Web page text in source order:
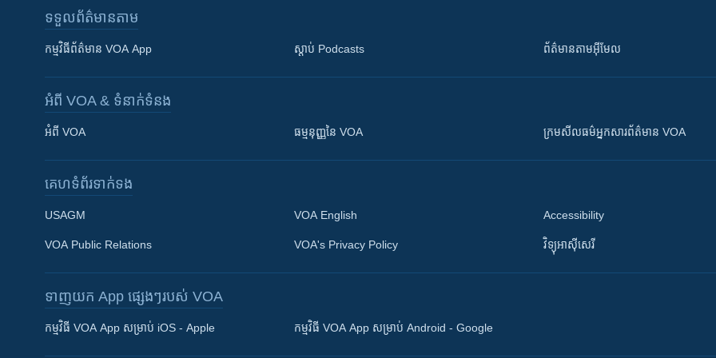
Khmer English
ទទួល​ព័ត៌មាន​តាម
កម្មវិធី​ព័ត៌មាន VOA App ស្តាប់ Podcasts ព័ត៌មាន​តាម​អ៊ីមែល
អំពី​ VOA & ទំនាក់ទំនង
អំពី​ VOA ធម្មនុញ្ញ​នៃ VOA ក្រម​​​សីលធម៌​​​អ្នក​​​សារព័ត៌មាន VOA
គេហទំព័រ​​ទាក់ទង
USAGM
VOA Public Relations
VOA English
VOA's Privacy Policy
Accessibility
វិទ្យុ​អាស៊ី​សេរី
ទាញយក​ App ផ្សេងៗ​របស់​ VOA
កម្មវិធី​ VOA App សម្រាប់ iOS - Apple កម្មវិធី​ VOA App សម្រាប់ Android - Google